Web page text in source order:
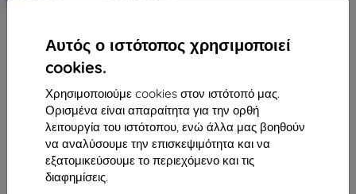
Αυτός ο ιστότοπος χρησιμοποιεί
cookies.
Χρησιμοποιούμε cookies στον ιστότοπό μας.
Ορισμένα είναι απαραίτητα για την ορθή
λειτουργία του ιστότοπου, ενώ άλλα μας βοηθούν
να αναλύσουμε την επισκεψιμότητα και να
εξατομικεύσουμε το περιεχόμενο και τις
διαφημίσεις.
6,89 €
6,20 €